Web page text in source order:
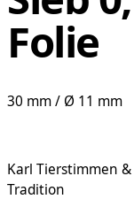
Folie
30 mm / Ø 11 mm
Karl Tierstimmen
Tradition